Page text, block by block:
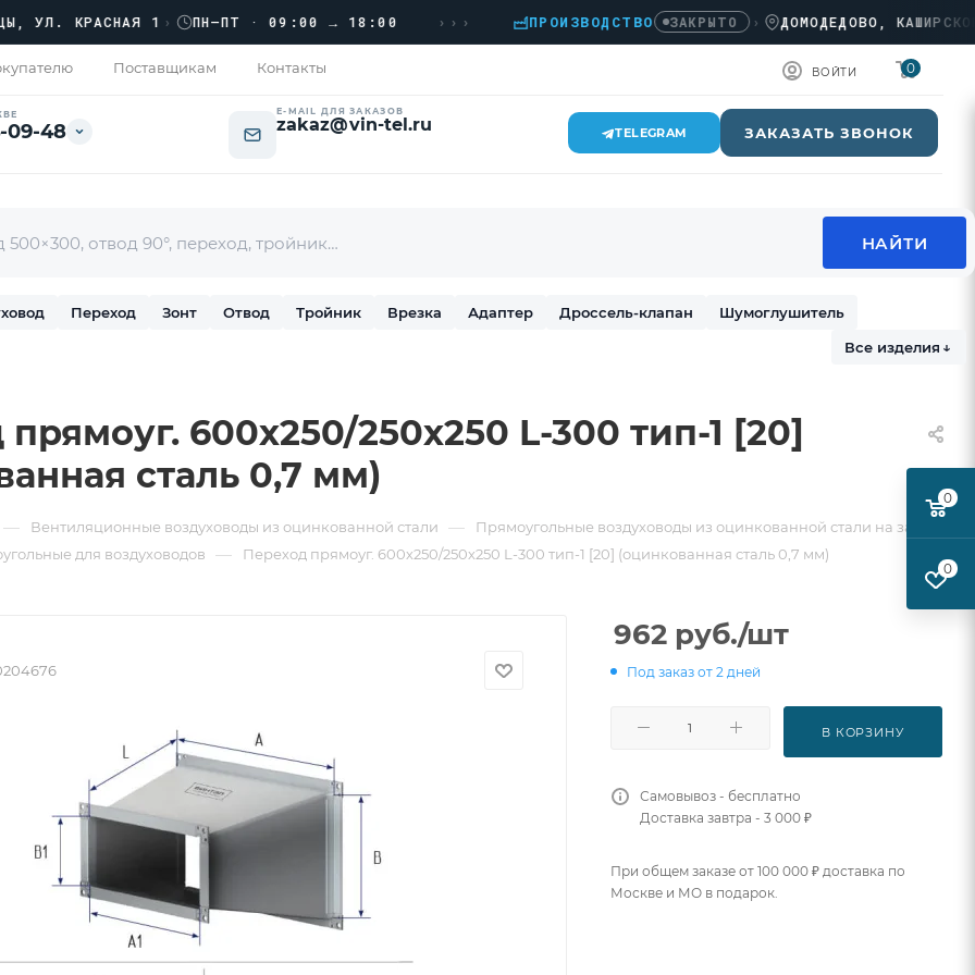
КРАСНАЯ 1› ПН–ПТ · 09:00 → 18:00 ››› ПРОИЗВОДСТВО ЗАКРЫТО › ДОМОДЕДОВО, КАШИРСКОЕ
Поставщикам Контакты ВОЙТИ 0
09-48
E-MAIL ДЛЯ ЗАКАЗОВ
zakaz@vin-tel.ru TELEGRAM ЗАКАЗАТЬ ЗВОНОК
Переход Зонт Отвод Тройник Врезка Адаптер Дроссель-клапан
Шумоглушитель
Все изделия ↓
600х250/250х250 L-300 тип-1 [20]
сталь 0,7 мм)
— Вентиляционные воздуховоды из оцинкованной стали —
Прямоугольные воздуховоды из оцинкованной стали на заказ
для воздуховодов
— Переход прямоуг. 600х250/250х250 L-300 тип-1 [20] (оцинкованная сталь 0,7 мм)
962 руб./шт
Под заказ от 2 дней
В КОРЗИНУ
Самовывоз - бесплатно
Доставка завтра - 3 000 ₽
При общем заказе от 100 000 ₽ доставка по
Москве и МО в подарок.
0
0